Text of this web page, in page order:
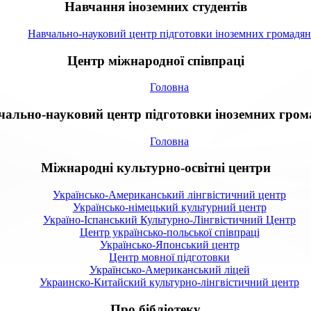
Навчання іноземних студентів
Навчально-науковий центр підготовки іноземних громадян
Центр міжнародної співпраці
Головна
науковий центр підготовки іноземних
Головна
Міжнародні культурно-освітні центри
Українсько-Американський лінгвістичний центр
Українсько-німецький культурний центр
Україно-Іспанський Культурно-Лінгвістичний Центр
Центр українсько-польської співпраці
Українсько-Японський центр
Центр мовної підготовки
Українсько-Американський ліцей
Украинско-Китайский культурно-лінгвістичний центр